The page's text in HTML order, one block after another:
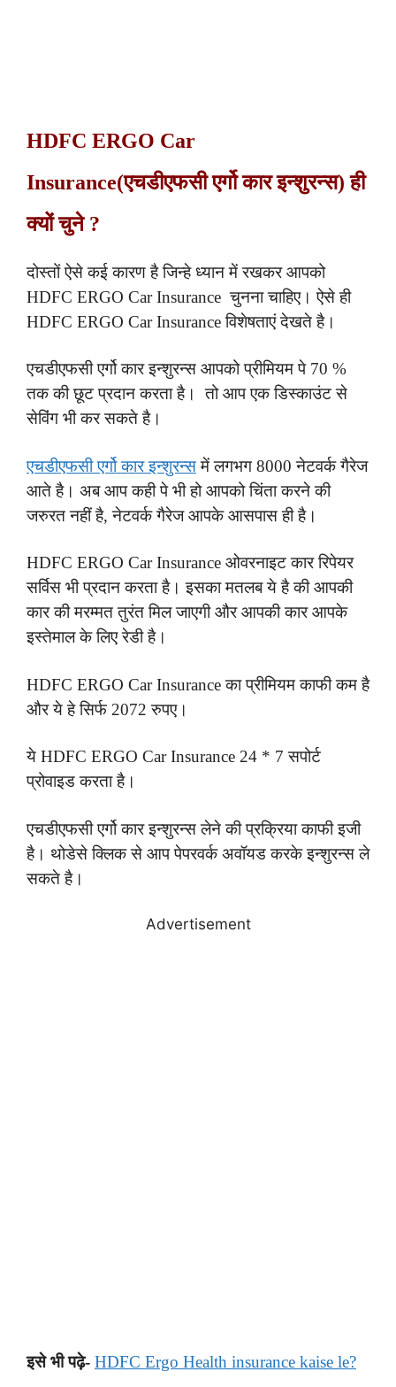
HDFC ERGO Car
Insurance(एचडीएफसी एर्गो कार इन्शुरन्स) ही
क्यों चुने ?
दोस्तों ऐसे कई कारण है जिन्हे ध्यान में रखकर आपको
HDFC ERGO Car Insurance चुनना चाहिए। ऐसे ही
HDFC ERGO Car Insurance विशेषताएं देखते है।
एचडीएफसी एर्गो कार इन्शुरन्स आपको प्रीमियम पे 70 %
तक की छूट प्रदान करता है। तो आप एक डिस्काउंट से
सेविंग भी कर सकते है।
एचडीएफसी एर्गो कार इन्शुरन्समें लगभग 8000 नेटवर्क गैरेज
आते है। अब आप कही पे भी हो आपको चिंता करने की
जरुरत नहीं है, नेटवर्क गैरेज आपके आसपास ही है।
HDFC ERGO Car Insurance ओवरनाइट कार रिपेयर
सर्विस भी प्रदान करता है। इसका मतलब ये है की आपकी
कार की मरम्मत तुरंत मिल जाएगी और आपकी कार आपके
इस्तेमाल के लिए रेडी है।
HDFC ERGO Car Insurance का प्रीमियम काफी कम है
और ये हे सिर्फ 2072 रुपए।
ये HDFC ERGO Car Insurance 24 * 7 सपोर्ट
प्रोवाइड करता है।
एचडीएफसी एर्गो कार इन्शुरन्स लेने की प्रक्रिया काफी इजी
है। थोडेसे क्लिक से आप पेपरवर्क अवॉयड करके इन्शुरन्स ले
सकते है।
Advertisement
इसे भी पढ़े- HDFC Ergo Health insurance kaise le?